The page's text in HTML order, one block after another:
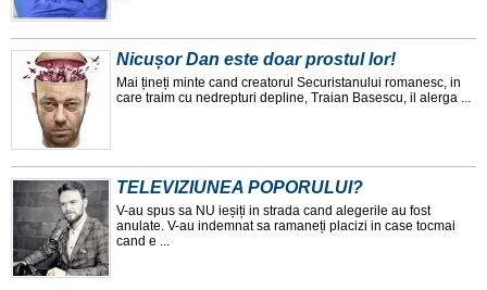
Nicușor Dan este doar prostul lor!
Mai țineți minte cand creatorul Securistanului romanesc, in
care traim cu nedrepturi depline, Traian Basescu, il alerga ...
TELEVIZIUNEA POPORULUI?
V-au spus sa NU ieșiți in strada cand alegerile au fost
anulate. V-au indemnat sa ramaneți placizi in case tocmai
cand e ...